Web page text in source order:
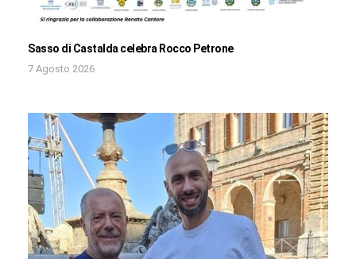
Sasso di Castalda celebra Rocco Petrone
7 Agosto 2026